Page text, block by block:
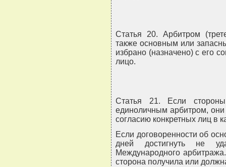
Статья 20. Арбитром
также основным или
избрано (назначено) с его
лицо.
Статья 21. Если
единоличным арбитром,
согласию конкретных лиц в
Если договоренности об
дней достигнуть не
Международного
сторона получила или